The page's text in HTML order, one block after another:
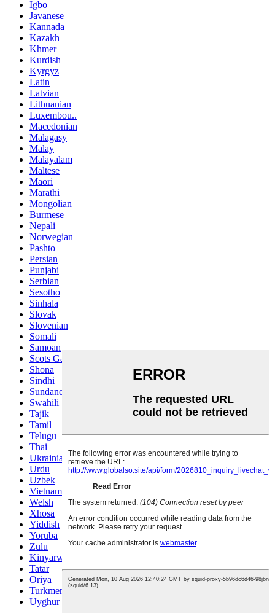
Igbo
Javanese
Kannada
Kazakh
Khmer
Kurdish
Kyrgyz
Latin
Latvian
Lithuanian
Luxembou..
Macedonian
Malagasy
Malay
Malayalam
Maltese
Maori
Marathi
Mongolian
Burmese
Nepali
Norwegian
Pashto
Persian
Punjabi
Serbian
Sesotho
Sinhala
Slovak
Slovenian
Somali
Samoan
Scots Gaelic
Shona
Sindhi
Sundanese
Swahili
Tajik
Tamil
Telugu
Thai
Ukrainian
Urdu
Uzbek
Vietnamese
Welsh
Xhosa
Yiddish
Yoruba
Zulu
Kinyarwanda
Tatar
Oriya
Turkmen
Uyghur